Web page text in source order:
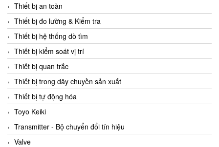
Thiết bị an toàn
Thiết bị đo lường & Kiểm tra
Thiết bị hệ thống dò tìm
Thiết bị kiểm soát vị trí
Thiết bị quan trắc
Thiết bị trong dây chuyền sản xuất
Thiết bị tự động hóa
Toyo Keiki
Transmitter - Bộ chuyển đổi tín hiệu
Valve